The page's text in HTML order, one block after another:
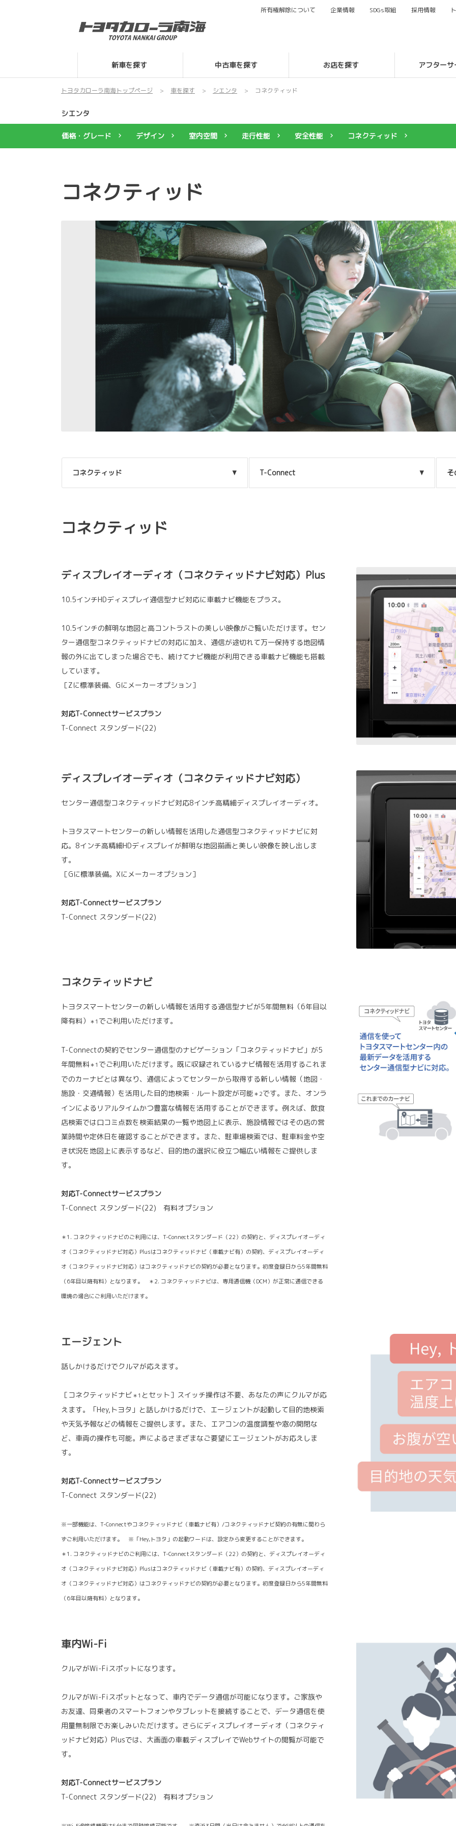
新車を探す 中古車を探す お店を探す アフター
所有権解除について 企業情報 SDGs取組 採用情報
トヨタカローラ南海トップページ 車を探す シエンタ コネクティッド
シエンタ
価格・グレード デザイン 室内空間 走行性能 安全性能 コネクティッド
コネクティッド
コネクティッド T-Connect そ
コネクティッド
ディスプレイオーディオ（コネクティッドナビ対応）Plus
10.5インチHDディスプレイ通信型ナビ対応に車載ナビ機能をプラス。
10.5インチの鮮明な地図と高コントラストの美しい映像がご覧いただけます。セン
ター通信型コネクティッドナビの対応に加え、通信が途切れて万一保持する地図情
報の外に出てしまった場合でも、続けてナビ機能が利用できる車載ナビ機能も搭載
しています。
［Zに標準装備、Gにメーカーオプション］
対応T-Connectサービスプラン
T-Connect スタンダード(22)
ディスプレイオーディオ（コネクティッドナビ対応）
センター通信型コネクティッドナビ対応8インチ高精細ディスプレイオーディオ。
トヨタスマートセンターの新しい情報を活用した通信型コネクティッドナビに対
応。8インチ高精細HDディスプレイが鮮明な地図描画と美しい映像を映し出しま
す。
［Gに標準装備。Xにメーカーオプション］
対応T-Connectサービスプラン
T-Connect スタンダード(22)
コネクティッドナビ
トヨタスマートセンターの新しい情報を活用する通信型ナビが5年間無料（6年目以
降有料）
＊1 でご利用いただけます。
T-Connectの契約でセンター通信型のナビゲーション「コネクティッドナビ」が5
年間無料＊1 でご利用いただけます。既に収録されているナビ情報を活用するこれま
でのカーナビとは異なり、通信によってセンターから取得する新しい情報（地図・
施設・交通情報）を活用した目的地検索・ルート設定が可能＊2です。また、オンラ
インによるリアルタイムかつ豊富な情報を活用することができます。例えば、飲食
店検索では口コミ点数を検索結果の一覧や地図上に表示、施設情報ではその店の営
業時間や定休日を確認することができます。また、駐車場検索では、駐車料金や空
き状況を地図上に表示するなど、目的地の選択に役立つ幅広い情報をご提供しま
す。
対応T-Connectサービスプラン
T-Connect スタンダード(22) 有料オプション
＊1. コネクティッドナビのご利用には、T-Connectスタンダード（22）の契約と、ディスプレイオーディ
オ（コネクティッドナビ対応）Plusはコネクティッドナビ（車載ナビ有）の契約、ディスプレイオーディ
オ（コネクティッドナビ対応）はコネクティッドナビの契約が必要となります。初度登録日から5年間無料
（6年目以降有料）となります。 ＊2. コネクティッドナビは、専用通信機（DCM）が正常に通信できる
環境の場合にご利用いただけます。
エージェント
話しかけるだけでクルマが応えます。
［コネクティッドナビ＊1 とセット］スイッチ操作は不要、あなたの声にクルマが応
えます。「Hey,トヨタ」と話しかけるだけで、エージェントが起動して目的地検索
や天気予報などの情報をご提供します。また、エアコンの温度調整や窓の開閉な
ど、車両の操作も可能。声によるさまざまなご要望にエージェントがお応えしま
す。
対応T-Connectサービスプラン
T-Connect スタンダード(22)
※一部機能は、T-Connectやコネクティッドナビ（車載ナビ有）/コネクティッドナビ契約の有無に関わら
ずご利用いただけます。 ※「Hey,トヨタ」の起動ワードは、設定から変更することができます。
＊1. コネクティッドナビのご利用には、T-Connectスタンダード（22）の契約と、ディスプレイオーディ
オ（コネクティッドナビ対応）Plusはコネクティッドナビ（車載ナビ有）の契約、ディスプレイオーディ
オ（コネクティッドナビ対応）はコネクティッドナビの契約が必要となります。初度登録日から5年間無料
（6年目以降有料）となります。
車内Wi-Fi
クルマがWi-Fiスポットになります。
クルマがWi-Fiスポットとなって、車内でデータ通信が可能になります。ご家族や
お友達、同乗者のスマートフォンやタブレットを接続することで、データ通信を使
用量無制限でお楽しみいただけます。さらにディスプレイオーディオ（コネクティ
ッドナビ対応）Plusでは、大画面の車載ディスプレイでWebサイトの閲覧が可能で
す。
対応T-Connectサービスプラン
T-Connect スタンダード(22) 有料オプション